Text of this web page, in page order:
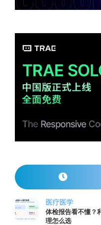
医疗医学
体检报告看不懂？
理怎么选